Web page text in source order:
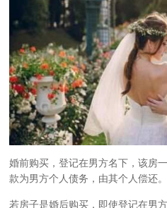
婚前购买，登记在男方名下，该房
款为男方个人债务，由其个人偿还。
若房子是婚后购买，即使登记在男